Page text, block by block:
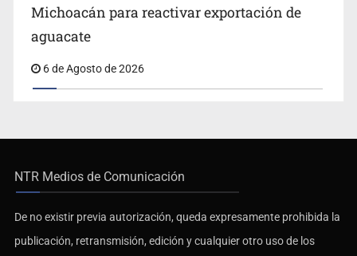
Michoacán para reactivar exportación de
aguacate
6 de Agosto de 2026
NTR Medios de Comunicación
De no existir previa autorización, queda expresamente prohibida la
publicación, retransmisión, edición y cualquier otro uso de los